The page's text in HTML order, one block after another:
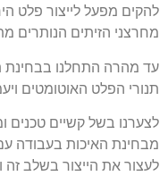
להקים מפעל לייצור פלט
מחרצני הזיתים הנותרים
עד מהרה התחלנו בבחינת
תנורי הפלט האוטומטים
לצערנו בשל קשיים טכנים
מבחינת האיכות בעבודה
לעצור את הייצור בשלב זה